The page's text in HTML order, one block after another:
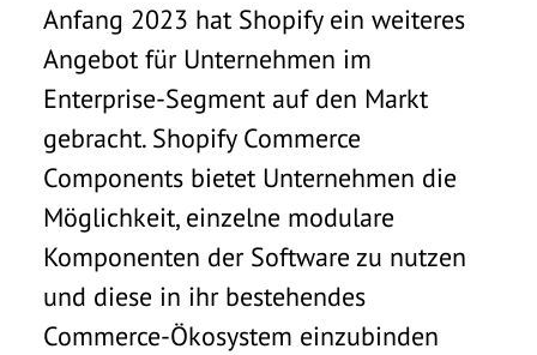
Anfang 2023 hat Shopify ein weiteres
Angebot für Unternehmen im
Enterprise-Segment auf den Markt
gebracht. Shopify Commerce
Components bietet Unternehmen die
Möglichkeit, einzelne modulare
Komponenten der Software zu nutzen
und diese in ihr bestehendes
Commerce-Ökosystem einzubinden